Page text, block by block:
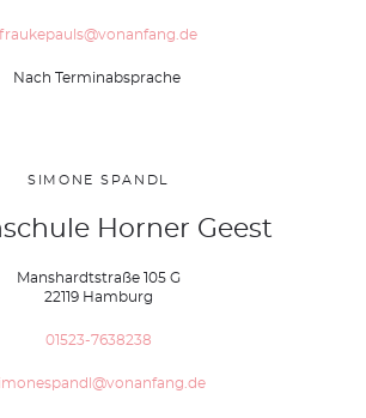
fraukepauls@vonanfang.de
Nach Terminabsprache
SIMONE SPANDL
Horner Geest
Manshardtstraße 105 G
22119 Hamburg
01523-7638238